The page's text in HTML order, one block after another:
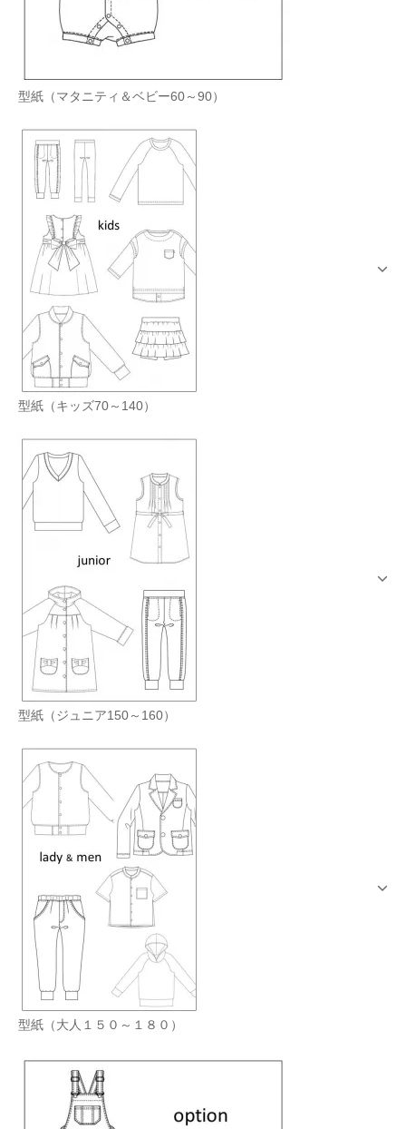
型紙（マタニティ＆ベビー60～90）
型紙（キッズ70～140）
型紙（ジュニア150～160）
型紙（大人１５０～１８０）